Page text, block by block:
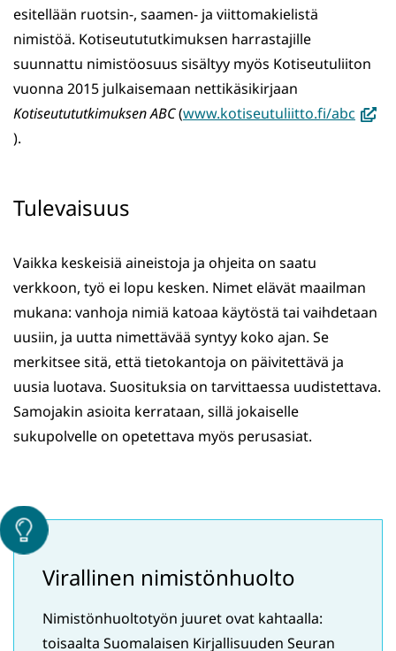
esitellään ruotsin-, saamen- ja viittomakielistä
nimistöä. Kotiseutututkimuksen harrastajille
suunnattu nimistöosuus sisältyy myös Kotiseutuliiton
vuonna 2015 julkaisemaan nettikäsikirjaan
Kotiseutututkimuksen ABC(www.kotiseutuliitto.fi/abc
).
Tulevaisuus
Vaikka keskeisiä aineistoja ja ohjeita on saatu
verkkoon, työ ei lopu kesken. Nimet elävät maailman
mukana: vanhoja nimiä katoaa käytöstä tai vaihdetaan
uusiin, ja uutta nimettävää syntyy koko ajan. Se
merkitsee sitä, että tietokantoja on päivitettävä ja
uusia luotava. Suosituksia on tarvittaessa uudistettava.
Samojakin asioita kerrataan, sillä jokaiselle
sukupolvelle on opetettava myös perusasiat.
Virallinen nimistönhuolto
Nimistönhuoltotyön juuret ovat kahtaalla:
toisaalta Suomalaisen Kirjallisuuden Seuran